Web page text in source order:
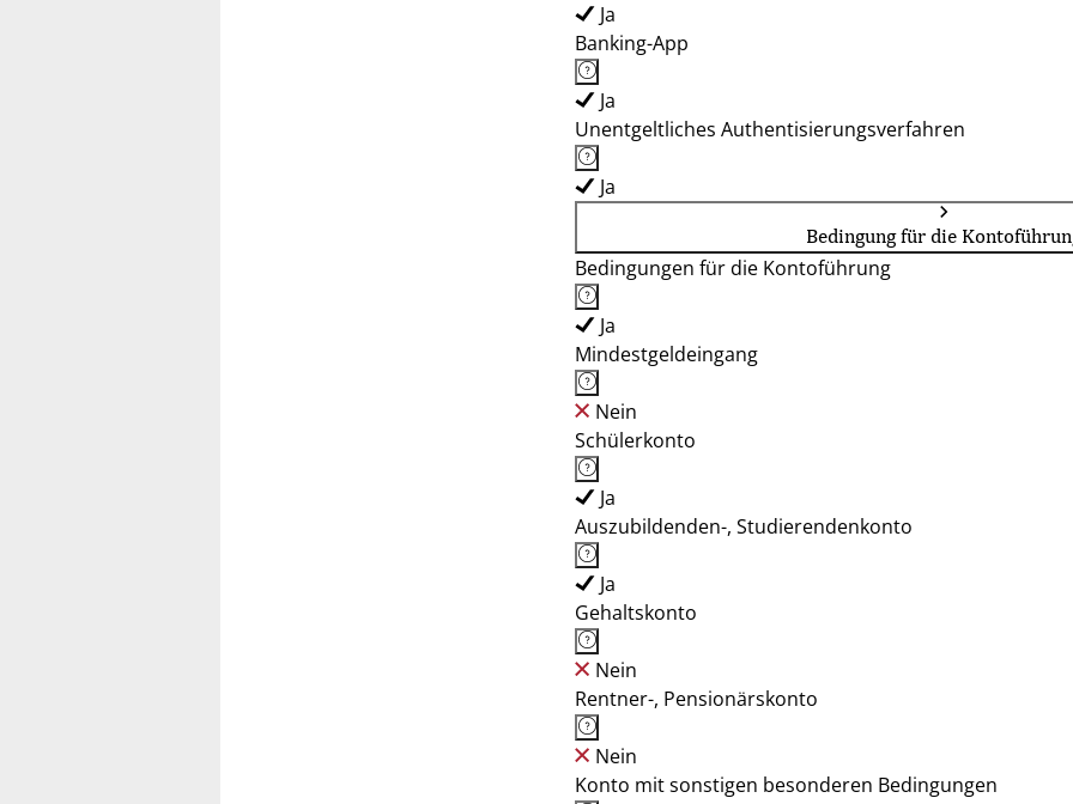
Ja
Banking-App
Ja
Unentgeltliches Authentisierungsverfahren
Ja
Bedingung für die
Bedingungen für die Kontoführung
Ja
Mindestgeldeingang
Nein
Schülerkonto
Ja
Auszubildenden-, Studierendenkonto
Ja
Gehaltskonto
Nein
Rentner-, Pensionärskonto
Nein
Konto mit sonstigen besonderen Bedingungen